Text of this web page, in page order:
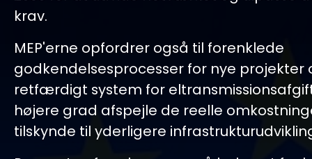
krav.
MEP'erne opfordrer også til forenklede
godkendelsesprocesser for nye projekter
retfærdigt system for
højere grad afspejle de reelle
tilskynde til yderligere